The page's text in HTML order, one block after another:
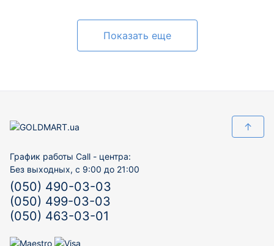
Показать еще
↑
График работы Call - центра:
Без выходных, с 9:00 до 21:00
(050) 490-03-03
(050) 499-03-03
(050) 463-03-01